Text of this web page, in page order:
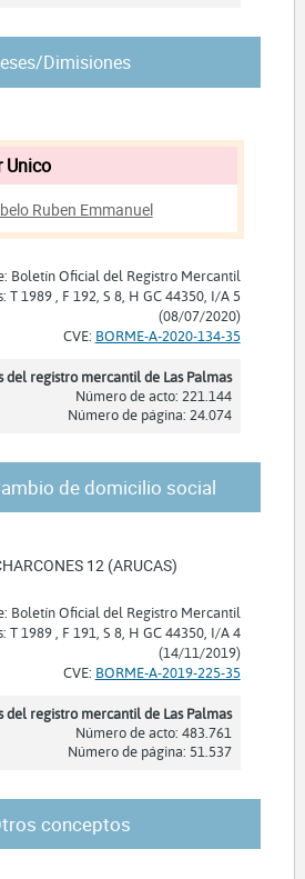
Dimisiones
Unico
Ruben Emmanuel
Boletín Oficial del Registro Mercantil
T 1989 , F 192, S 8, H GC 44350, I/A 5
(08/07/2020)
CVE: BORME-A-2020-134-35
del registro mercantil de Las Palmas
Número de acto: 221.144
Número de página: 24.074
de domicilio social
12 (ARUCAS)
Boletín Oficial del Registro Mercantil
T 1989 , F 191, S 8, H GC 44350, I/A 4
(14/11/2019)
CVE: BORME-A-2019-225-35
del registro mercantil de Las Palmas
Número de acto: 483.761
Número de página: 51.537
conceptos